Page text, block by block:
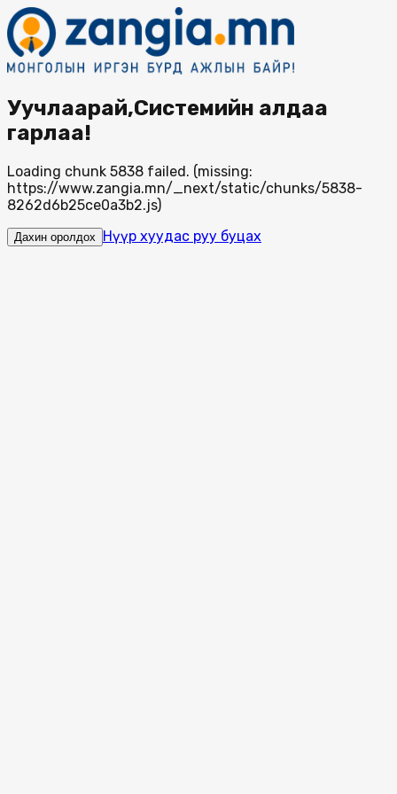
Уучлаарай,Системийн алдаа
гарлаа!
Loading chunk 5838 failed. (missing:
https://www.zangia.mn/_next/static/chunks/5838-
8262d6b25ce0a3b2.js)
Дахин оролдох Нүүр хуудас руу буцах